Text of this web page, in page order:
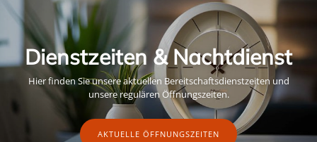
Dienstzeiten & Nachtdienst
Hier finden Sie unsere aktuellen Bereitschaftsdienstzeiten und
unsere regulären Öffnungszeiten.
AKTUELLE ÖFFNUNGSZEITEN